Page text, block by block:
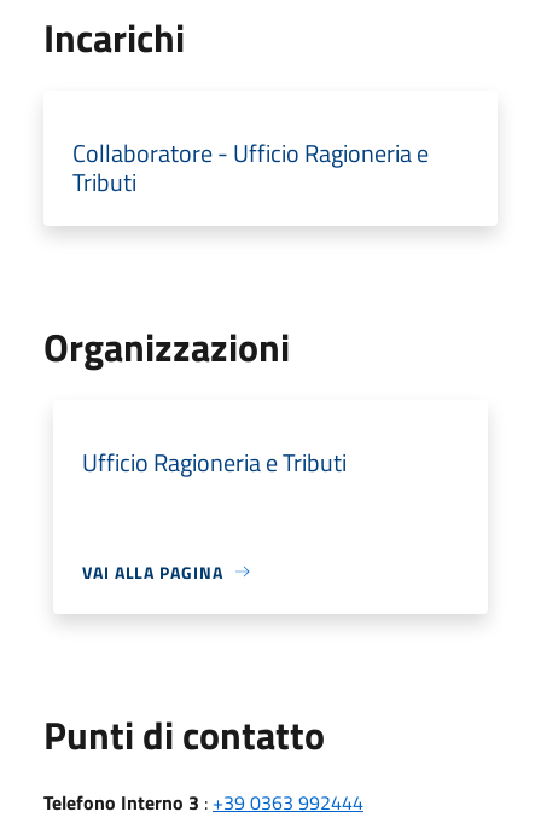
Incarichi
Collaboratore - Ufficio Ragioneria e
Tributi
Organizzazioni
Ufficio Ragioneria e Tributi
VAI ALLA PAGINA
Punti di contatto
Telefono Interno 3 : +39 0363 992444